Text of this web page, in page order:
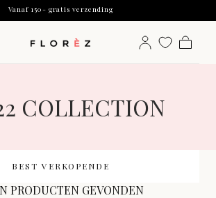
Vanaf 150- gratis verzending
besteld, zelfde werkdag verstuurd
Betaal achteraf met Klarna
COLLECTION
BEST VERKOPENDE
PRODUCTEN GEVONDEN